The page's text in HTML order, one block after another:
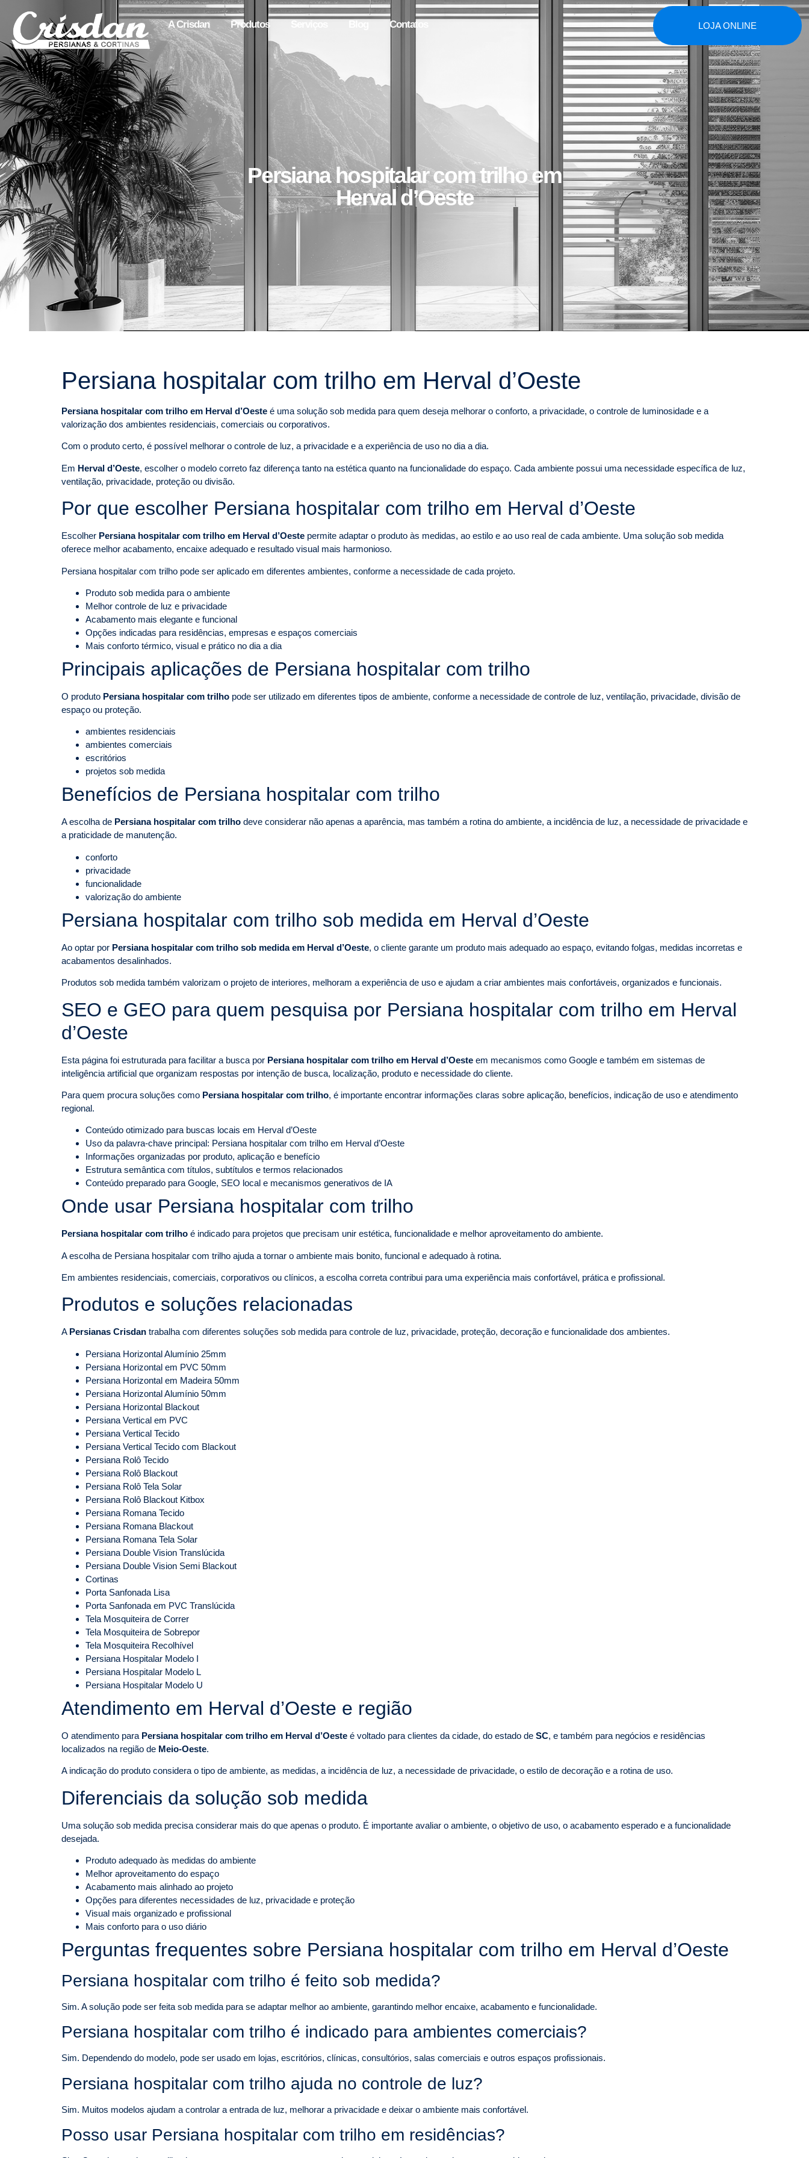
A Crisdan Produtos Contatos LOJA ONLINE
Persiana hospitalar com trilho em
Herval d’Oeste
Persiana hospitalar com trilho em Herval d’Oeste
Persiana hospitalar com trilho em Herval d’Oeste é uma solução sob medida para quem deseja melhorar o conforto, a privacidade, o controle de luminosidade e a
valorização dos ambientes residenciais, comerciais ou corporativos.
Com o produto certo, é possível melhorar o controle de luz, a privacidade e a experiência de uso no dia a dia.
Em Herval d’Oeste, escolher o modelo correto faz diferença tanto na estética quanto na funcionalidade do espaço. Cada ambiente possui uma necessidade específica de luz,
ventilação, privacidade, proteção ou divisão.
Por que escolher Persiana hospitalar com trilho em Herval d’Oeste
Escolher Persiana hospitalar com trilho em Herval d’Oeste permite adaptar o produto às medidas, ao estilo e ao uso real de cada ambiente. Uma solução sob medida
oferece melhor acabamento, encaixe adequado e resultado visual mais harmonioso.
Persiana hospitalar com trilho pode ser aplicado em diferentes ambientes, conforme a necessidade de cada projeto.
Produto sob medida para o ambiente
Melhor controle de luz e privacidade
Acabamento mais elegante e funcional
Opções indicadas para residências, empresas e espaços comerciais
Mais conforto térmico, visual e prático no dia a dia
Principais aplicações de Persiana hospitalar com trilho
O produto Persiana hospitalar com trilho pode ser utilizado em diferentes tipos de ambiente, conforme a necessidade de controle de luz, ventilação, privacidade, divisão de
espaço ou proteção.
ambientes residenciais
ambientes comerciais
escritórios
projetos sob medida
Benefícios de Persiana hospitalar com trilho
A escolha de Persiana hospitalar com trilho deve considerar não apenas a aparência, mas também a rotina do ambiente, a incidência de luz, a necessidade de privacidade e
a praticidade de manutenção.
conforto
privacidade
funcionalidade
valorização do ambiente
Persiana hospitalar com trilho sob medida em Herval d’Oeste
Ao optar por Persiana hospitalar com trilho sob medida em Herval d’Oeste, o cliente garante um produto mais adequado ao espaço, evitando folgas, medidas incorretas e
acabamentos desalinhados.
Produtos sob medida também valorizam o projeto de interiores, melhoram a experiência de uso e ajudam a criar ambientes mais confortáveis, organizados e funcionais.
SEO e GEO para quem pesquisa por Persiana hospitalar com trilho em Herval
d’Oeste
Esta página foi estruturada para facilitar a busca por Persiana hospitalar com trilho em Herval d’Oeste em mecanismos como Google e também em sistemas de
inteligência artificial que organizam respostas por intenção de busca, localização, produto e necessidade do cliente.
Para quem procura soluções como Persiana hospitalar com trilho, é importante encontrar informações claras sobre aplicação, benefícios, indicação de uso e atendimento
regional.
Conteúdo otimizado para buscas locais em Herval d’Oeste
Uso da palavra-chave principal: Persiana hospitalar com trilho em Herval d’Oeste
Informações organizadas por produto, aplicação e benefício
Estrutura semântica com títulos, subtítulos e termos relacionados
Conteúdo preparado para Google, SEO local e mecanismos generativos de IA
Onde usar Persiana hospitalar com trilho
Persiana hospitalar com trilho é indicado para projetos que precisam unir estética, funcionalidade e melhor aproveitamento do ambiente.
A escolha de Persiana hospitalar com trilho ajuda a tornar o ambiente mais bonito, funcional e adequado à rotina.
Em ambientes residenciais, comerciais, corporativos ou clínicos, a escolha correta contribui para uma experiência mais confortável, prática e profissional.
Produtos e soluções relacionadas
A Persianas Crisdan trabalha com diferentes soluções sob medida para controle de luz, privacidade, proteção, decoração e funcionalidade dos ambientes.
Persiana Horizontal Alumínio 25mm
Persiana Horizontal em PVC 50mm
Persiana Horizontal em Madeira 50mm
Persiana Horizontal Alumínio 50mm
Persiana Horizontal Blackout
Persiana Vertical em PVC
Persiana Vertical Tecido
Persiana Vertical Tecido com Blackout
Persiana Rolô Tecido
Persiana Rolô Blackout
Persiana Rolô Tela Solar
Persiana Rolô Blackout Kitbox
Persiana Romana Tecido
Persiana Romana Blackout
Persiana Romana Tela Solar
Persiana Double Vision Translúcida
Persiana Double Vision Semi Blackout
Cortinas
Porta Sanfonada Lisa
Porta Sanfonada em PVC Translúcida
Tela Mosquiteira de Correr
Tela Mosquiteira de Sobrepor
Tela Mosquiteira Recolhível
Persiana Hospitalar Modelo I
Persiana Hospitalar Modelo L
Persiana Hospitalar Modelo U
Atendimento em Herval d’Oeste e região
O atendimento para Persiana hospitalar com trilho em Herval d’Oeste é voltado para clientes da cidade, do estado de SC, e também para negócios e residências
localizados na região de Meio-Oeste.
A indicação do produto considera o tipo de ambiente, as medidas, a incidência de luz, a necessidade de privacidade, o estilo de decoração e a rotina de uso.
Diferenciais da solução sob medida
Uma solução sob medida precisa considerar mais do que apenas o produto. É importante avaliar o ambiente, o objetivo de uso, o acabamento esperado e a funcionalidade
desejada.
Produto adequado às medidas do ambiente
Melhor aproveitamento do espaço
Acabamento mais alinhado ao projeto
Opções para diferentes necessidades de luz, privacidade e proteção
Visual mais organizado e profissional
Mais conforto para o uso diário
Perguntas frequentes sobre Persiana hospitalar com trilho em Herval d’Oeste
Persiana hospitalar com trilho é feito sob medida?
Sim. A solução pode ser feita sob medida para se adaptar melhor ao ambiente, garantindo melhor encaixe, acabamento e funcionalidade.
Persiana hospitalar com trilho é indicado para ambientes comerciais?
Sim. Dependendo do modelo, pode ser usado em lojas, escritórios, clínicas, consultórios, salas comerciais e outros espaços profissionais.
Persiana hospitalar com trilho ajuda no controle de luz?
Sim. Muitos modelos ajudam a controlar a entrada de luz, melhorar a privacidade e deixar o ambiente mais confortável.
Posso usar Persiana hospitalar com trilho em residências?